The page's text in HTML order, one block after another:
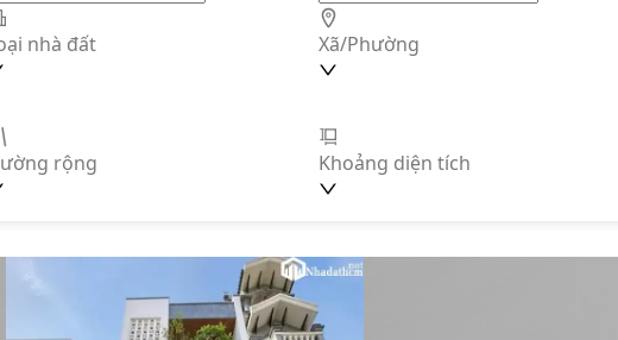
nhà đất
Xã/Phường
rộng Khoảng diện tích